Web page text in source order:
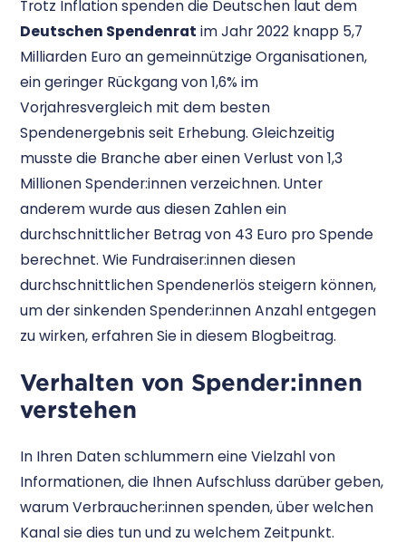
Trotz Inflation spenden die Deutschen laut dem
Deutschen Spendenrat im Jahr 2022 knapp 5,7
Milliarden Euro an gemeinnützige Organisationen,
ein geringer Rückgang von 1,6% im
Vorjahresvergleich mit dem besten
Spendenergebnis seit Erhebung. Gleichzeitig
musste die Branche aber einen Verlust von 1,3
Millionen Spender:innen verzeichnen. Unter
anderem wurde aus diesen Zahlen ein
durchschnittlicher Betrag von 43 Euro pro Spende
berechnet. Wie Fundraiser:innen diesen
durchschnittlichen Spendenerlös steigern können,
um der sinkenden Spender:innen Anzahl entgegen
zu wirken, erfahren Sie in diesem Blogbeitrag.
Verhalten von Spender:innen
verstehen
In Ihren Daten schlummern eine Vielzahl von
Informationen, die Ihnen Aufschluss darüber geben,
warum Verbraucher:innen spenden, über welchen
Kanal sie dies tun und zu welchem Zeitpunkt.